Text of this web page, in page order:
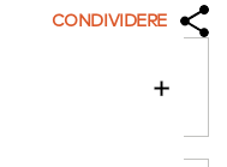
CONDIVIDERE